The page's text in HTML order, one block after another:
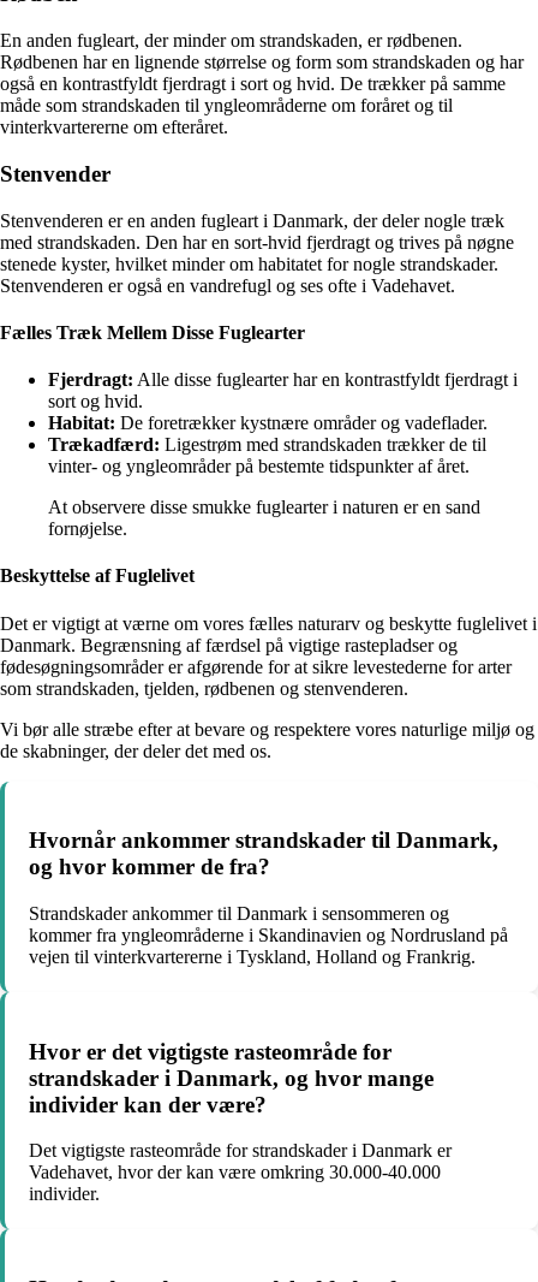
En anden fugleart, der minder om strandskaden, er rødbenen.
Rødbenen har en lignende størrelse og form som strandskaden og har
også en kontrastfyldt fjerdragt i sort og hvid. De trækker på samme
måde som strandskaden til yngleområderne om foråret og til
vinterkvartererne om efteråret.
Stenvender
Stenvenderen er en anden fugleart i Danmark, der deler nogle træk
med strandskaden. Den har en sort-hvid fjerdragt og trives på nøgne
stenede kyster, hvilket minder om habitatet for nogle strandskader.
Stenvenderen er også en vandrefugl og ses ofte i Vadehavet.
Fælles Træk Mellem Disse Fuglearter
Fjerdragt: Alle disse fuglearter har en kontrastfyldt fjerdragt i
sort og hvid.
Habitat: De foretrækker kystnære områder og vadeflader.
Trækadfærd: Ligestrøm med strandskaden trækker de til
vinter- og yngleområder på bestemte tidspunkter af året.
At observere disse smukke fuglearter i naturen er en sand
fornøjelse.
Beskyttelse af Fuglelivet
Det er vigtigt at værne om vores fælles naturarv og beskytte fuglelivet i
Danmark. Begrænsning af færdsel på vigtige rastepladser og
fødesøgningsområder er afgørende for at sikre levestederne for arter
som strandskaden, tjelden, rødbenen og stenvenderen.
Vi bør alle stræbe efter at bevare og respektere vores naturlige miljø og
de skabninger, der deler det med os.
Hvornår ankommer strandskader til Danmark,
og hvor kommer de fra?
Strandskader ankommer til Danmark i sensommeren og
kommer fra yngleområderne i Skandinavien og Nordrusland på
vejen til vinterkvartererne i Tyskland, Holland og Frankrig.
Hvor er det vigtigste rasteområde for
strandskader i Danmark, og hvor mange
individer kan der være?
Det vigtigste rasteområde for strandskader i Danmark er
Vadehavet, hvor der kan være omkring 30.000-40.000
individer.